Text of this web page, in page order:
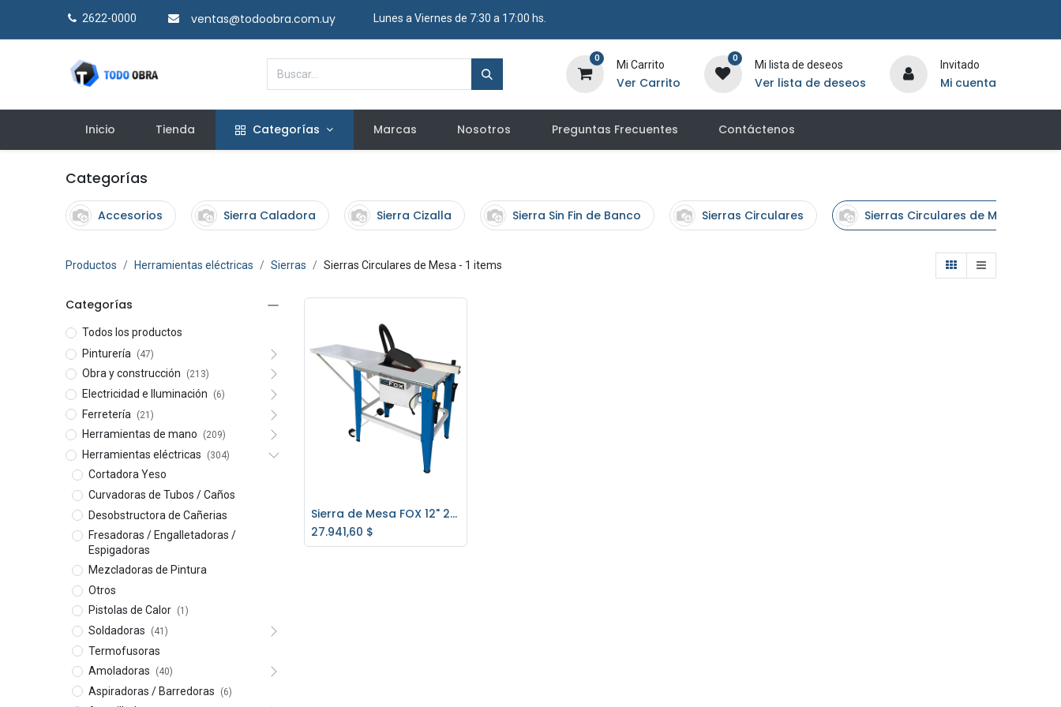
2622-0000​ ventas@todoobra.com.uy ​ Lunes a Viernes de 7:30 a 17:00 hs.
0
Mi Carrito
Ver Carrito
0
Mi lista de deseos
Ver lista de deseos
Invitado
Mi cuenta
Inicio Tienda Categorías Marcas Nosotros Preguntas Frecuentes Contáctenos
Categorías
Accesorios Sierra Caladora Sierra Cizalla Sierra Sin Fin de Banco Sierras Circulares Sierras Circulares de Mesa
Productos Herramientas eléctricas Sierras Sierras Circulares de Mesa - 1 items
Categorías
Todos los productos
Pinturería
(47)
Obra y construcción (213)
Electricidad e Iluminación (6)
Ferretería (21)
Herramientas de mano (209)
Herramientas eléctricas (304)
Cortadora Yeso
Curvadoras de Tubos / Caños
Desobstructora de Cañerias
Fresadoras / Engalletadoras /
Espigadoras
Mezcladoras de Pintura
Otros
Pistolas de Calor
(1)
Soldadoras (41)
Termofusoras
Amoladoras
(40)
Aspiradoras / Barredoras (6)
Agregar al carrito
Sierra de Mesa FOX 12" 2000w F36-528A
27.941,60 $